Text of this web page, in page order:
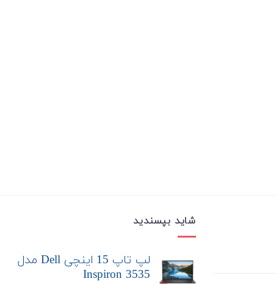
شاید بپسندید
لپ تاپ 15 اینچی Dell مدل
Inspiron 3535